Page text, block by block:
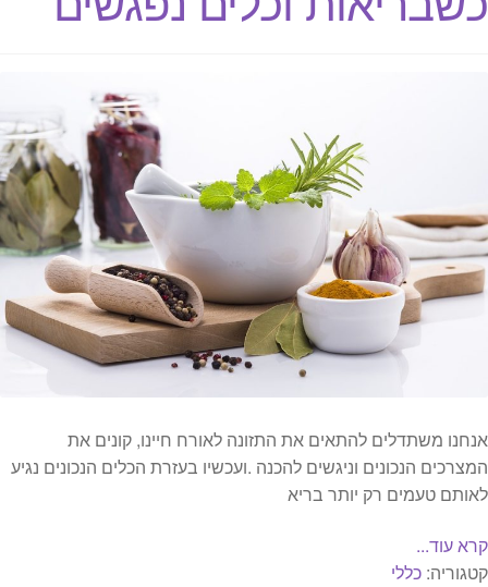
אנחנו משתדלים להתאים את התזונה לאורח חיינו, קונים את
המצרכים הנכונים וניגשים להכנה .ועכשיו בעזרת הכלים הנכונים נגיע
לאותם טעמים רק יותר בריא
קרא עוד...
קטגוריה: כללי